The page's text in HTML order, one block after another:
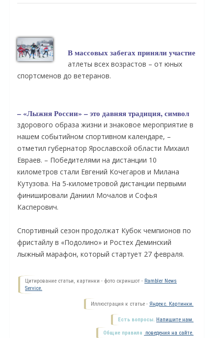
В массовых забегах приняли участие
атлеты всех возрастов – от юных
спортсменов до ветеранов.
– «Лыжня России» – это давняя традиция, символ
здорового образа жизни и знаковое мероприятие в
нашем событийном спортивном календаре, –
отметил губернатор Ярославской области Михаил
Евраев. – Победителями на дистанции 10
километров стали Евгений Кочегаров и Милана
Кутузова. На 5-километровой дистанции первыми
финишировали Даниил Мочалов и Софья
Касперович.
Спортивный сезон продолжат Кубок чемпионов по
фристайлу в «Подолино» и Ростех Деминский
лыжный марафон, который стартует 27 февраля.
Цитирование статьи, картинки - фото скриншот - Rambler News
Service.
Иллюстрация к статье - Яндекс. Картинки.
Есть вопросы. Напишите нам.
Общие правила поведения на сайте.